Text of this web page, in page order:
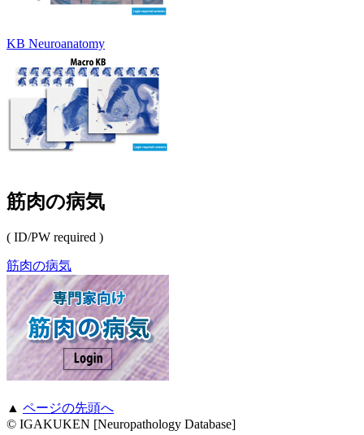
KB Neuroanatomy
筋肉の病気
( ID/PW required )
筋肉の病気
▲ ページの先頭へ
© IGAKUKEN [Neuropathology Database]